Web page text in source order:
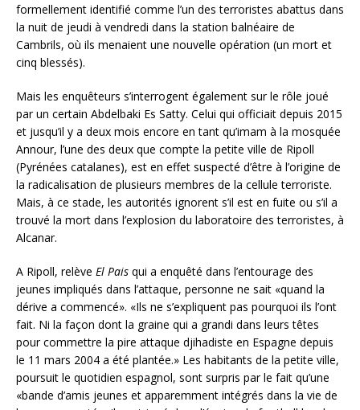
formellement identifié comme l’un des terroristes abattus dans
la nuit de jeudi à vendredi dans la station balnéaire de
Cambrils, où ils menaient une nouvelle opération (un mort et
cinq blessés).
Mais les enquêteurs s’interrogent également sur le rôle joué
par un certain Abdelbaki Es Satty. Celui qui officiait depuis 2015
et jusqu’il y a deux mois encore en tant qu’imam à la mosquée
Annour, l’une des deux que compte la petite ville de Ripoll
(Pyrénées catalanes), est en effet suspecté d’être à l’origine de
la radicalisation de plusieurs membres de la cellule terroriste.
Mais, à ce stade, les autorités ignorent s’il est en fuite ou s’il a
trouvé la mort dans l’explosion du laboratoire des terroristes, à
Alcanar.
A Ripoll, relève El Pais qui a enquêté dans l’entourage des
jeunes impliqués dans l’attaque, personne ne sait «quand la
dérive a commencé». «Ils ne s’expliquent pas pourquoi ils l’ont
fait. Ni la façon dont la graine qui a grandi dans leurs têtes
pour commettre la pire attaque djihadiste en Espagne depuis
le 11 mars 2004 a été plantée.» Les habitants de la petite ville,
poursuit le quotidien espagnol, sont surpris par le fait qu’une
«bande d’amis jeunes et apparemment intégrés dans la vie de